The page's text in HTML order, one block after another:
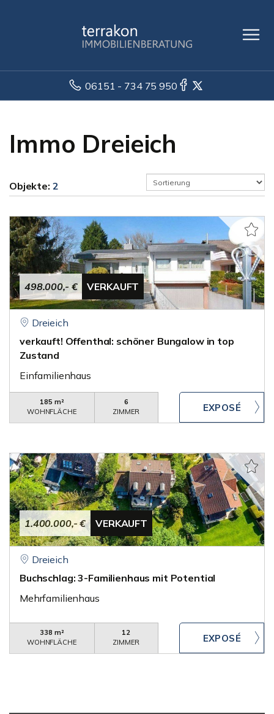
06151 - 734 75 950
Immo Dreieich
Objekte: 2
498.000,- € VERKAUFT
Dreieich
verkauft! Offenthal: schöner Bungalow in top
Zustand
Einfamilienhaus
185 m²
WOHNFLÄCHE
6
ZIMMER
1.400.000,- € VERKAUFT
Dreieich
Buchschlag: 3-Familienhaus mit Potential
Mehrfamilienhaus
338 m²
WOHNFLÄCHE
12
ZIMMER